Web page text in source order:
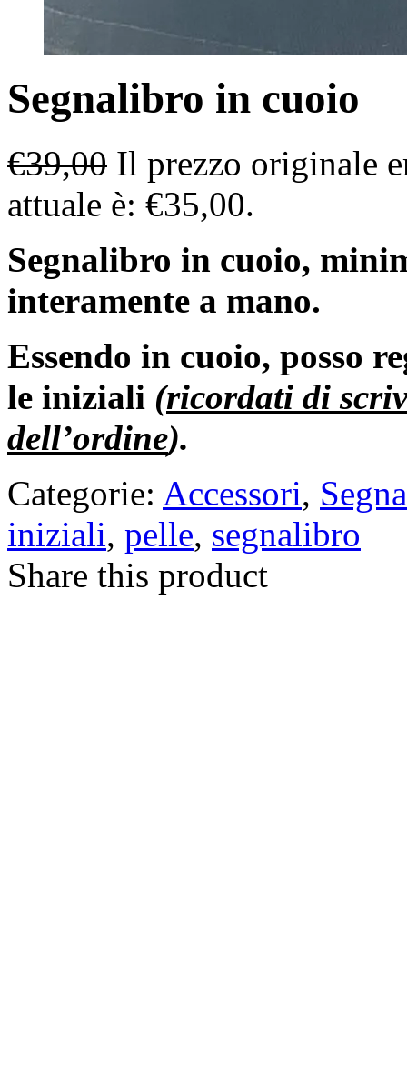
Segnalibro in cuoio
€39,00 Il prezzo originale
attuale è: €35,00.
Segnalibro in cuoio,
interamente a mano.
Essendo in cuoio, posso
le iniziali (ricordati di
dell’ordine).
Categorie: Accessori,
iniziali, pelle, segnalibro
Share this product